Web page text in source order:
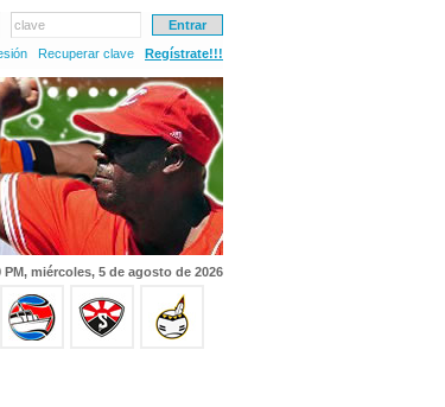
clave
Recuperar clave Regístrate!!!
miércoles, 5 de agosto de 2026